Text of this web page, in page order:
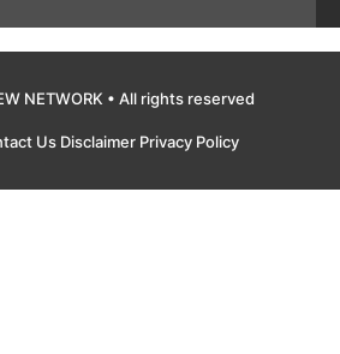
NETWORK • All rights reserved
Us Disclaimer Privacy Policy